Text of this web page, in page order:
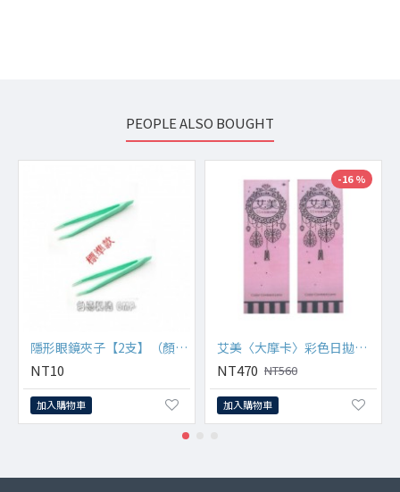
PEOPLE ALSO BOUGHT
隱形眼鏡夾子【2支】（顏色隨機出貨）
NT10
加入購物車
-16 %
艾美〈大摩卡〉彩色日拋隱形眼鏡【10片裝】2盒
NT470 NT560
加入購物車